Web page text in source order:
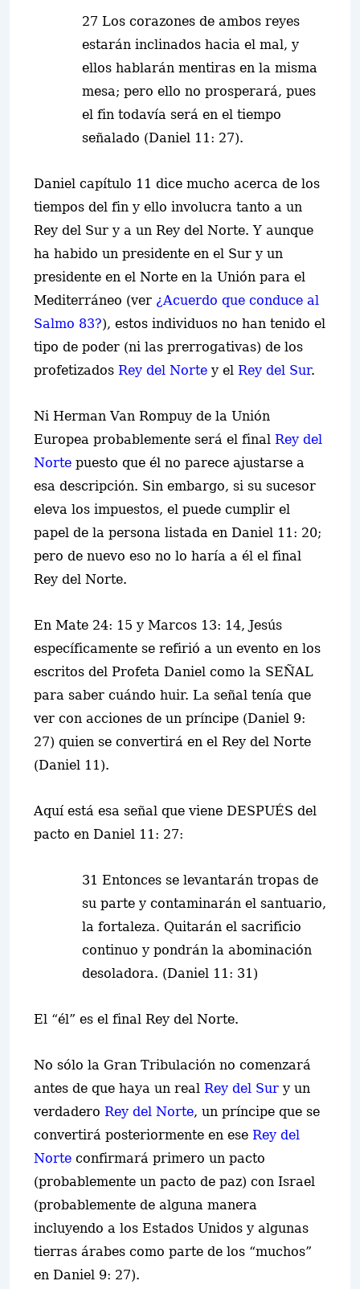
27 Los corazones de ambos reyes
estarán inclinados hacia el mal, y
ellos hablarán mentiras en la misma
mesa; pero ello no prosperará, pues
el fin todavía será en el tiempo
señalado (Daniel 11: 27).
Daniel capítulo 11 dice mucho acerca de los
tiempos del fin y ello involucra tanto a un
Rey del Sur y a un Rey del Norte. Y aunque
ha habido un presidente en el Sur y un
presidente en el Norte en la Unión para el
Mediterráneo (ver ¿Acuerdo que conduce al
Salmo 83?), estos individuos no han tenido el
tipo de poder (ni las prerrogativas) de los
profetizados Rey del Norte y el Rey del Sur.
Ni Herman Van Rompuy de la Unión
Europea probablemente será el final Rey del
Norte puesto que él no parece ajustarse a
esa descripción. Sin embargo, si su sucesor
eleva los impuestos, el puede cumplir el
papel de la persona listada en Daniel 11: 20;
pero de nuevo eso no lo haría a él el final
Rey del Norte.
En Mate 24: 15 y Marcos 13: 14, Jesús
específicamente se refirió a un evento en los
escritos del Profeta Daniel como la SEÑAL
para saber cuándo huir. La señal tenía que
ver con acciones de un príncipe (Daniel 9:
27) quien se convertirá en el Rey del Norte
(Daniel 11).
Aquí está esa señal que viene DESPUÉS del
pacto en Daniel 11: 27:
31 Entonces se levantarán tropas de
su parte y contaminarán el santuario,
la fortaleza. Quitarán el sacrificio
continuo y pondrán la abominación
desoladora. (Daniel 11: 31)
El “él” es el final Rey del Norte.
No sólo la Gran Tribulación no comenzará
antes de que haya un real Rey del Sur y un
verdadero Rey del Norte, un príncipe que se
convertirá posteriormente en ese Rey del
Norte confirmará primero un pacto
(probablemente un pacto de paz) con Israel
(probablemente de alguna manera
incluyendo a los Estados Unidos y algunas
tierras árabes como parte de los “muchos”
en Daniel 9: 27).